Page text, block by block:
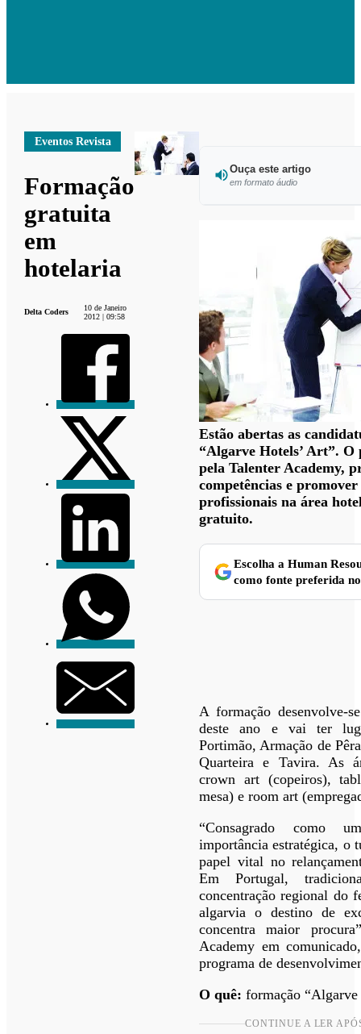
Eventos Revista
Formação
gratuita
em
hotelaria
Delta Coders
10 de Janeiro
2012 | 09:58
Ouça este artigo
em formato áudio
Estão abertas as
“Algarve Hotels’ Art”.
pela Talenter Academy,
competências e promover
profissionais na área
gratuito.
Escolha a Human
como fonte preferida
A formação desenvolve-
deste ano e vai ter
Portimão, Armação de
Quarteira e Tavira. As
crown art (copeiros),
mesa) e room art
“Consagrado como
importância estratégica, o
papel vital no
Em Portugal,
concentração regional do
algarvia o destino de
concentra maior
Academy em
programa de
O quê: formação “Algarve
CONTINUE A LER